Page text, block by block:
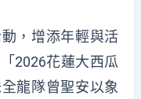
，增添年輕與活
2026花蓮大西瓜
龍隊曾聖安以象